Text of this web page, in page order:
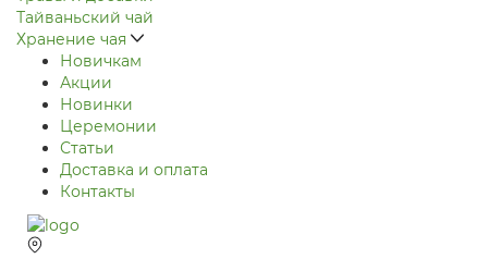
Тайваньский чай
Хранение чая
Новичкам
Акции
Новинки
Церемонии
Статьи
Доставка и оплата
Контакты